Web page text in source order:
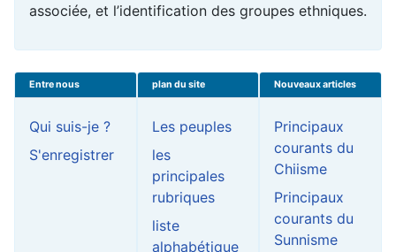
associée, et l’identification des groupes ethniques.
Entre nous
Qui suis-je ?
S'enregistrer
plan du site
Les peuples
les
principales
rubriques
liste
alphabétique
Nouveaux articles
Principaux
courants du
Chiisme
Principaux
courants du
Sunnisme